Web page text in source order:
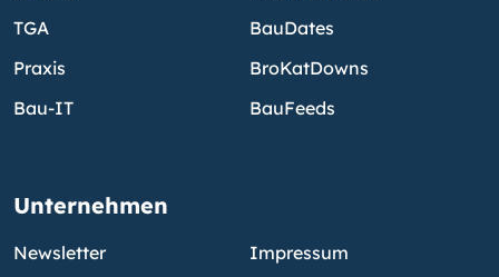
TGA
Praxis
Bau-IT
BauDates
BroKatDowns
BauFeeds
Unternehmen
Newsletter Impressum